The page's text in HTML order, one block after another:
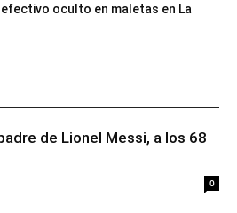
oculto en maletas en La
de Lionel Messi, a los 68
0